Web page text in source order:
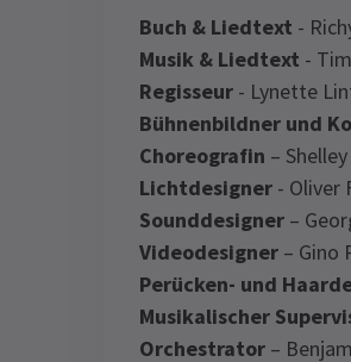
Buch & Liedtext -
Musik & Liedtext -
Regisseur - Lynette
Bühnenbildner und
Choreografin –
Lichtdesigner - Oliver
Sounddesigner –
Videodesigner – Gino
Perücken- und
Musikalischer
Orchestrator –